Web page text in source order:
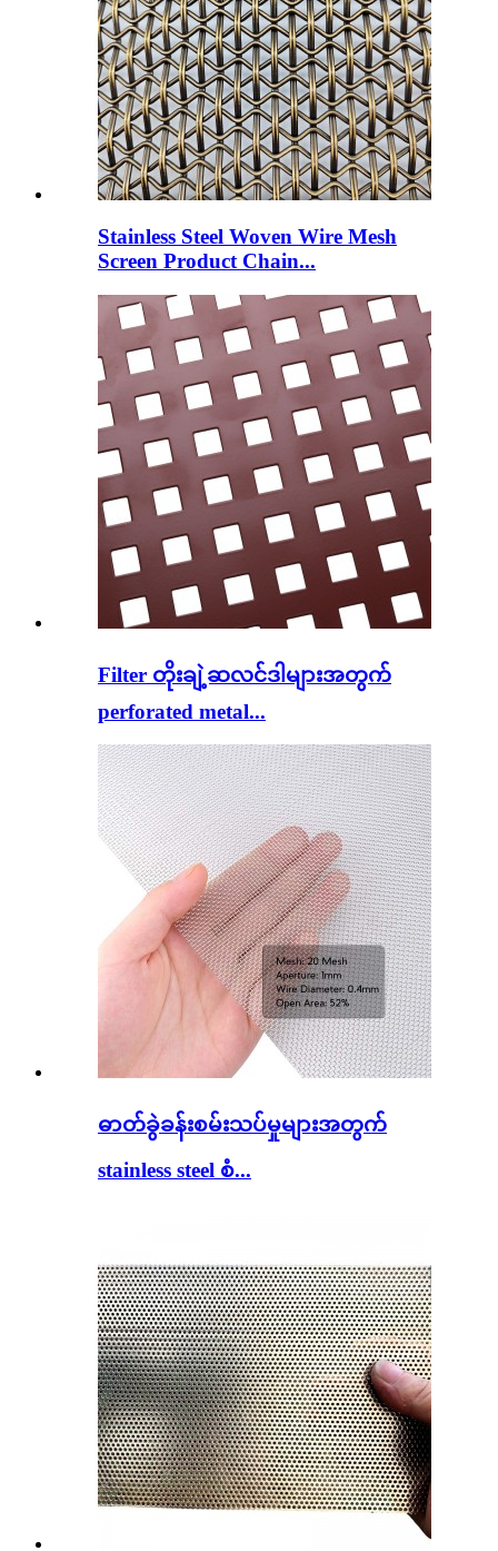
Stainless Steel Woven Wire Mesh
Screen Product Chain...
Filter တိုးချဲ့ဆလင်ဒါများအတွက်
perforated metal...
ဓာတ်ခွဲခန်းစမ်းသပ်မှုများအတွက်
stainless steel စံ...